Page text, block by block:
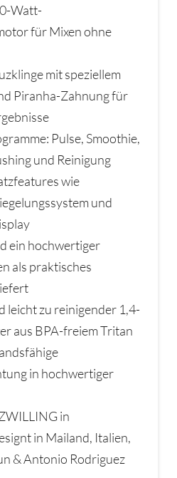
Watt-
für Mixen ohne
mit speziellem
Piranha-Zahnung für
Pulse, Smoothie,
und Reinigung
wie
und
ein hochwertiger
als praktisches
leicht zu reinigender 1,4-
aus BPA-freiem Tritan
in hochwertiger
in
in Mailand, Italien,
& Antonio Rodriguez